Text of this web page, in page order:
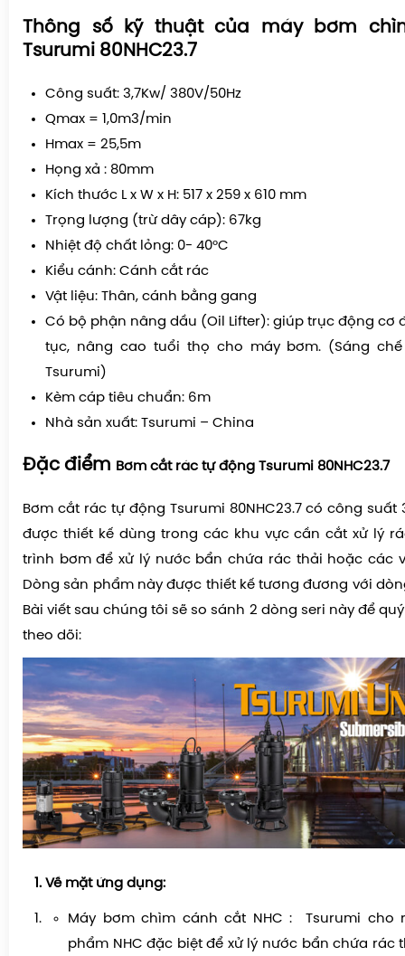
Thông số kỹ thuật của máy bơm
Tsurumi 80NHC23.7
Công suất: 3,7Kw/ 380V/50Hz
Qmax = 1,0m3/min
Hmax = 25,5m
Họng xả : 80mm
Kích thước L x W x H: 517 x 259 x 610 mm
Trọng lượng (trừ dây cáp): 67kg
Nhiệt độ chất lỏng: 0- 40°C
Kiểu cánh: Cánh cắt rác
Vật liệu: Thân, cánh bằng gang
Có bộ phận nâng dầu (Oil Lifter): giúp trục động cơ
tục, nâng cao tuổi thọ cho máy bơm. (Sáng
Tsurumi)
Kèm cáp tiêu chuẩn: 6m
Nhà sản xuất: Tsurumi – China
Đặc điểm Bơm cắt rác tự động Tsurumi 80NHC23.7
Bơm cắt rác tự động Tsurumi 80NHC23.7 có công suất
được thiết kế dùng trong các khu vực cần cắt xử lý
trình bơm để xử lý nước bẩn chứa rác thải hoặc các
Dòng sản phẩm này được thiết kế tương đương với
Bài viết sau chúng tôi sẽ so sánh 2 dòng seri này để
theo dõi:
Về mặt ứng dụng:
Máy bơm chìm cánh cắt NHC :Tsurumi cho
phẩm NHC đặc biệt để xử lý nước bẩn chứa rác